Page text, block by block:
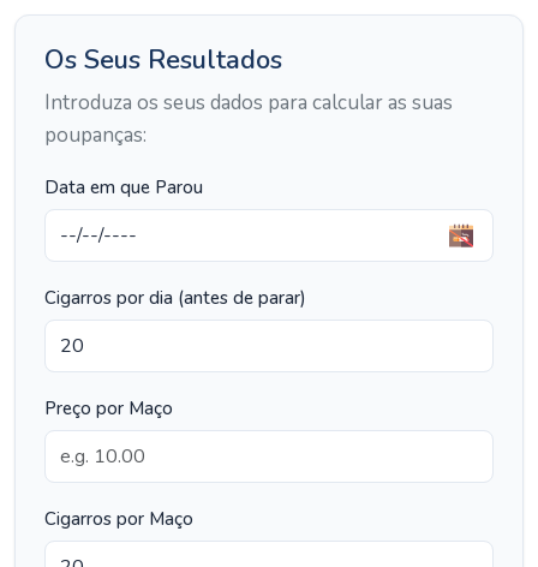
Os Seus Resultados
Introduza os seus dados para calcular as suas
poupanças:
Data em que Parou
Cigarros por dia (antes de parar)
Preço por Maço
Cigarros por Maço